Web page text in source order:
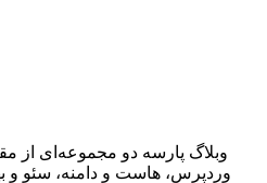
وبلاگ پارسه دو مجموعه‌ای از
وردپرس، هاست و دامنه، سئو و